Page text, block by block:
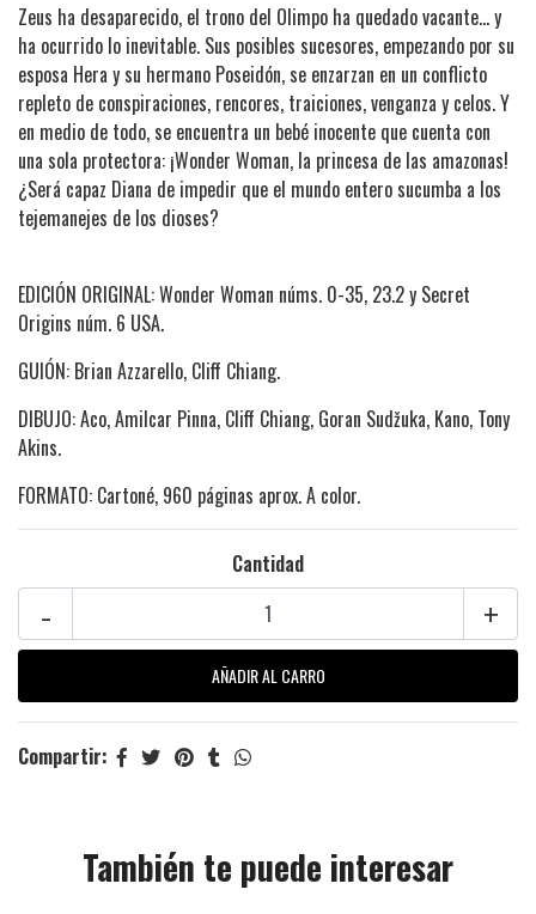
Zeus ha desaparecido, el trono del Olimpo ha quedado vacante... y
ha ocurrido lo inevitable. Sus posibles sucesores, empezando por su
esposa Hera y su hermano Poseidón, se enzarzan en un conflicto
repleto de conspiraciones, rencores, traiciones, venganza y celos. Y
en medio de todo, se encuentra un bebé inocente que cuenta con
una sola protectora: ¡Wonder Woman, la princesa de las amazonas!
¿Será capaz Diana de impedir que el mundo entero sucumba a los
tejemanejes de los dioses?
EDICIÓN ORIGINAL: Wonder Woman núms. 0-35, 23.2 y Secret
Origins núm. 6 USA.
GUIÓN: Brian Azzarello, Cliff Chiang.
DIBUJO: Aco, Amilcar Pinna, Cliff Chiang, Goran Sudžuka, Kano, Tony
Akins.
FORMATO: Cartoné, 960 páginas aprox. A color.
Cantidad
+
-
Compartir:
También te puede interesar